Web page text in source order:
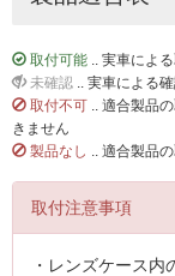
取付可能 .. 実車によ
未確認 .. 実車による
取付不可 .. 適合製品
きません
製品なし .. 適合製品
取付注意事項
・レンズケース